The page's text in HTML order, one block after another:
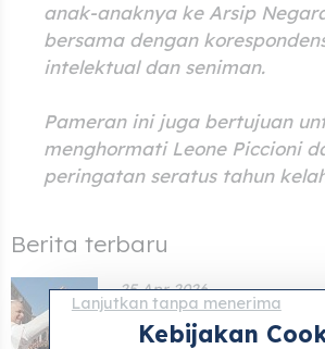
anak-anaknya ke Arsip
bersama dengan
intelektual dan seniman.
Pameran ini juga bertujuan
menghormati Leone Piccioni
peringatan seratus tahun
Berita terbaru
25 Apr 2026
Vatikan telah merilis
kunjungan pastoral
Lanjutkan tanpa menerima
Kebijakan